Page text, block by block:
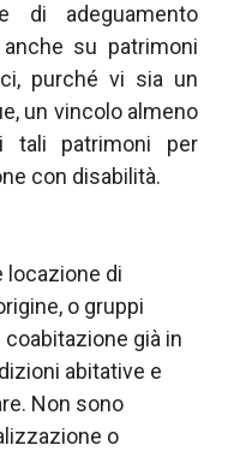
di adeguamento
su patrimoni
purché vi sia un
un vincolo almeno
tali patrimoni per
con disabilità.
locazione di
o gruppi
già in
abitative e
Non sono
o